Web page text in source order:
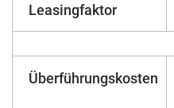
Leasingfaktor
Überführungskosten